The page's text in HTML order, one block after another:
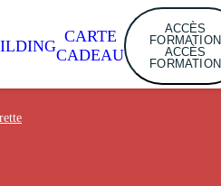
CARTE
CADEAU
ACCÈS
FORMATION
ACCÈS
FORMATION